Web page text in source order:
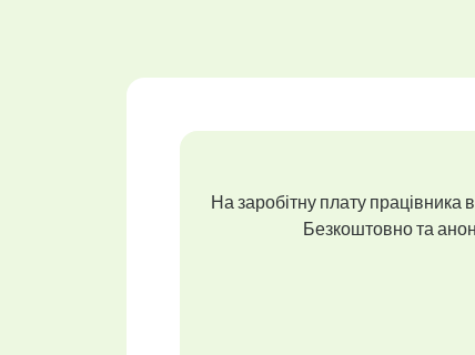
На заробітну плату працівника
Безкоштовно та